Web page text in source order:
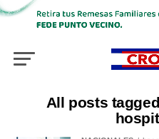
All posts